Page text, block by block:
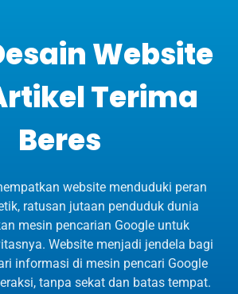
Website
Terima
Beres
website menduduki peran
ratusan jutaan penduduk dunia
mesin pencarian Google untuk
Website menjadi jendela bagi
informasi di mesin pencari Google
tanpa sekat dan batas tempat.